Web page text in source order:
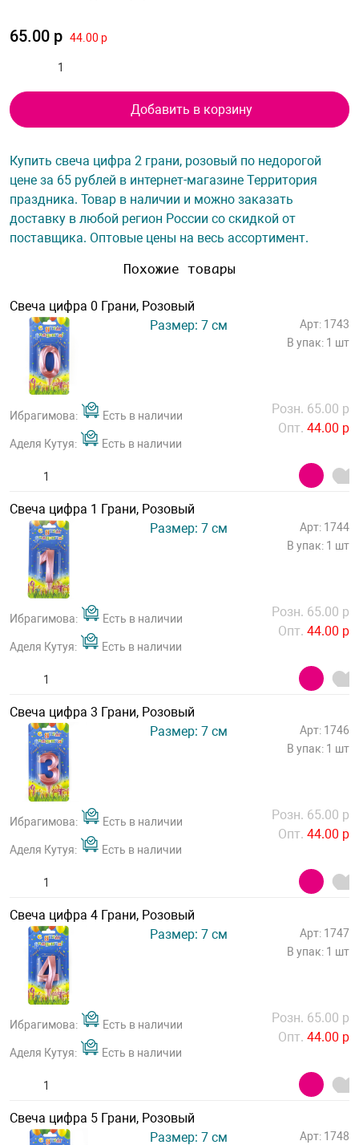
65.00 р 44.00 р
Добавить в корзину
Купить свеча цифра 2 грани, розовый по недорогой
цене за 65 рублей в интернет-магазине Территория
праздника. Товар в наличии и можно заказать
доставку в любой регион России со скидкой от
поставщика. Оптовые цены на весь ассортимент.
Похожие товары
Свеча цифра 0 Грани, Розовый
Размер: 7 см
Арт: 1743
В упак: 1 шт
Ибрагимова: Есть в наличии
Аделя Кутуя: Есть в наличии
Розн. 65.00 р
Опт. 44.00 р
Свеча цифра 1 Грани, Розовый
Размер: 7 см
Арт: 1744
В упак: 1 шт
Ибрагимова: Есть в наличии
Аделя Кутуя: Есть в наличии
Розн. 65.00 р
Опт. 44.00 р
Свеча цифра 3 Грани, Розовый
Размер: 7 см
Арт: 1746
В упак: 1 шт
Ибрагимова: Есть в наличии
Аделя Кутуя: Есть в наличии
Розн. 65.00 р
Опт. 44.00 р
Свеча цифра 4 Грани, Розовый
Размер: 7 см
Арт: 1747
В упак: 1 шт
Ибрагимова: Есть в наличии
Аделя Кутуя: Есть в наличии
Розн. 65.00 р
Опт. 44.00 р
Свеча цифра 5 Грани, Розовый
Размер: 7 см
Арт: 1748